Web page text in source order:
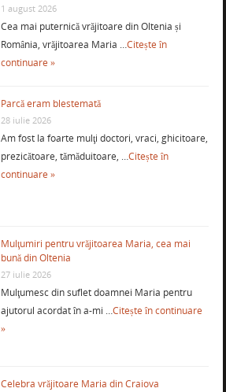
1 august 2026
Cea mai puternică vrăjitoare din Oltenia și
România, vrăjitoarea Maria …Citește în
continuare »
Parcă eram blestemată
28 iulie 2026
Am fost la foarte mulţi doctori, vraci, ghicitoare,
prezicătoare, tămăduitoare, …Citește în
continuare »
Mulţumiri pentru vrăjitoarea Maria, cea mai
bună din Oltenia
27 iulie 2026
Mulţumesc din suflet doamnei Maria pentru
ajutorul acordat în a-mi …Citește în continuare
»
Celebra vrăjitoare Maria din Craiova